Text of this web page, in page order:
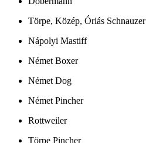
Törpe, Közép, Óriás Schnauzer
Nápolyi Mastiff
Német Boxer
Német Dog
Német Pincher
Rottweiler
Törpe Pincher